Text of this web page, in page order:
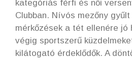
kategóriás férfi és női
Clubban. Nívós mezőny
mérkőzések a tét ellenére jó
végig sportszerű
kilátogató érdeklődők. A